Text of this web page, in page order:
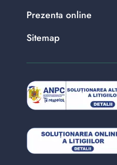
Prezenta online
Sitemap